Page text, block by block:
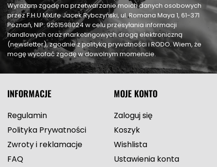
Wyrażam zgodę na przetwarzanie moich danych osobowych
przez F.H.U MxLife Jacek Rybczyński, ul. Romana Maya 1, 61-371
Poznań, NIP: 9261598024 w celu przesyłania informacji
handlowych oraz marketingowych drogą elektroniczną
(newsletter), zgodnie z polityką prywatności i RODO. Wiem, że
mogę wycofać zgodę w dowolnym momencie.
INFORMACJE
Regulamin
Polityka Prywatności
Zwroty i reklamacje
FAQ
MOJE KONTO
Zaloguj się
Koszyk
Wishlista
Ustawienia konta